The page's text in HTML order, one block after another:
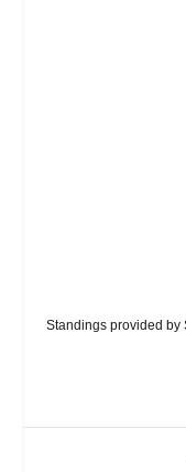
Standings provided by